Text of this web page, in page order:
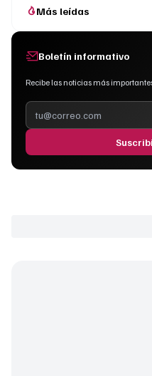
Más leídas
Boletín informativo
Recibe las noticias más